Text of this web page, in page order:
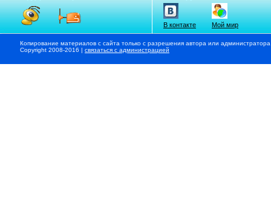
В контакте Мой мир
Копирование материалов с сайта только с разрешения автора или
Copyright 2008-2016 | связаться с администрацией